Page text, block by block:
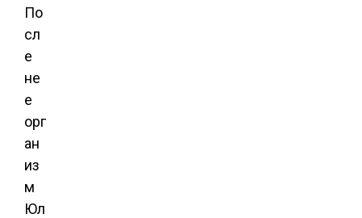
По
сл
е
не
е
орг
ан
из
м
Юл